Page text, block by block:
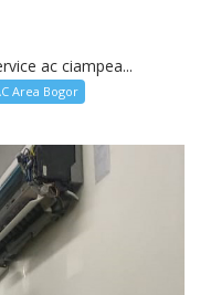
ac ciampea...
Area Bogor